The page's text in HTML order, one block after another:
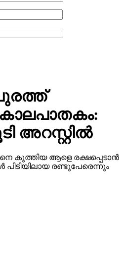
അറസ്റ്റില്‍
കുത്തിയ ആളെ രക്ഷപ്പെടാന്‍
രണ്ടുപേരെന്നും